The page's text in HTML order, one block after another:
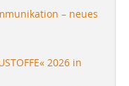
– neues
2026 in